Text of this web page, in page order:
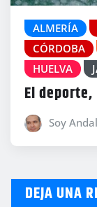
ALMERÍA
CÓRDOBA
HUELVA
El
Soy
DEJA UNA